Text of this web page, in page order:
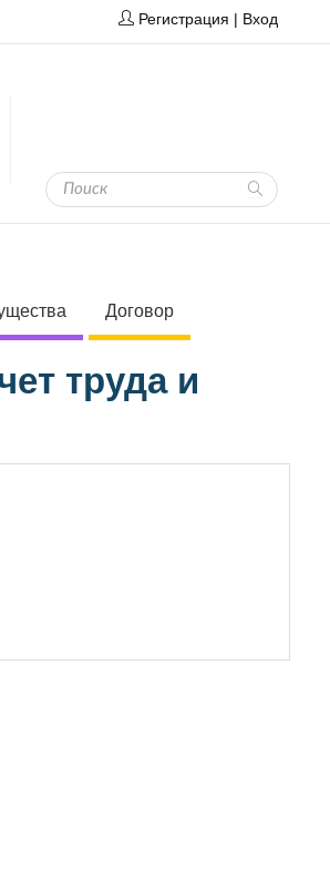
Регистрация | Вход
Договор
труда и